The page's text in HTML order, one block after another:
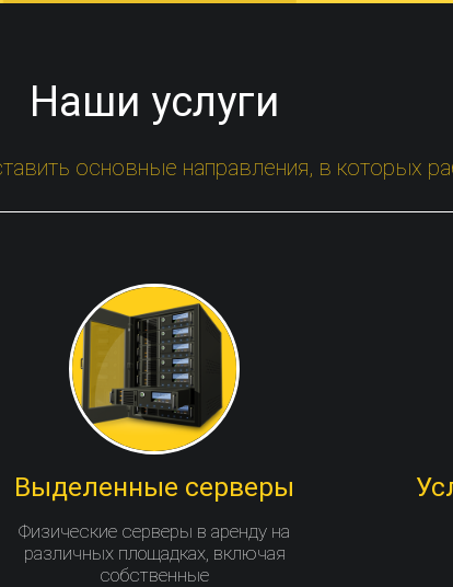
Наши услуги
основные направления, в которых
Выделенные серверы
Физические серверы в аренду на
различных площадках, включая
собственные